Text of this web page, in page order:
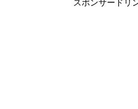
スポンサードリ